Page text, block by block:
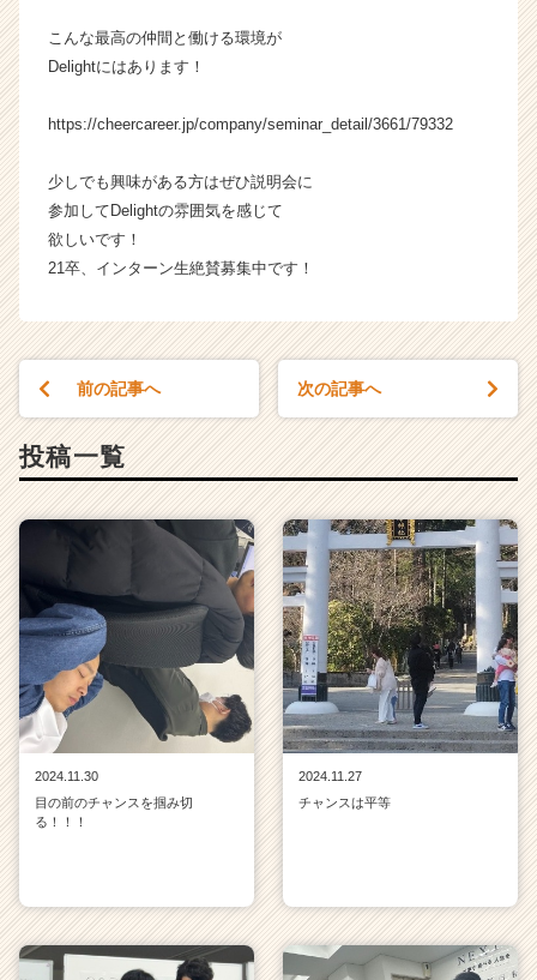
こんな最高の仲間と働ける環境が
Delightにはあります！
https://cheercareer.jp/company/seminar_detail/3661/79332
少しでも興味がある方はぜひ説明会に
参加してDelightの雰囲気を感じて
欲しいです！
21卒、インターン生絶賛募集中です！
前の記事へ 次の記事へ
投稿一覧
2024.11.30
目の前のチャンスを掴み切
る！！！
2024.11.27
チャンスは平等